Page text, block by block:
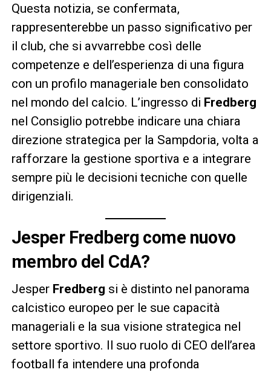
Questa notizia, se confermata,
rappresenterebbe un passo significativo per
il club, che si avvarrebbe così delle
competenze e dell’esperienza di una figura
con un profilo manageriale ben consolidato
nel mondo del calcio. L’ingresso di Fredberg
nel Consiglio potrebbe indicare una chiara
direzione strategica per la Sampdoria, volta a
rafforzare la gestione sportiva e a integrare
sempre più le decisioni tecniche con quelle
dirigenziali.
Jesper Fredberg come nuovo
membro del CdA?
Jesper Fredberg si è distinto nel panorama
calcistico europeo per le sue capacità
manageriali e la sua visione strategica nel
settore sportivo. Il suo ruolo di CEO dell’area
football fa intendere una profonda